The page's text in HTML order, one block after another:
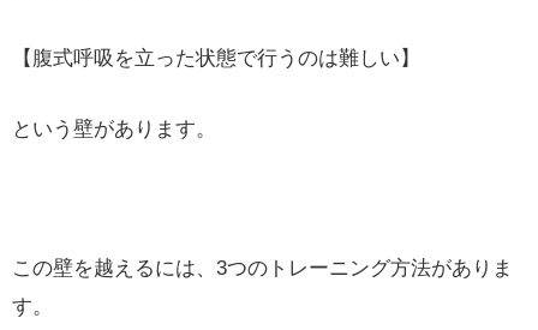
【腹式呼吸を立った状態で行うのは難しい】
という壁があります。
この壁を越えるには、3つのトレーニング方法がありま
す。